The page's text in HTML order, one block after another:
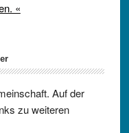
«
Auf der
zu weiteren